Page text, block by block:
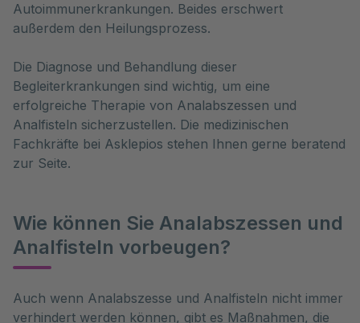
Autoimmunerkrankungen. Beides erschwert
außerdem den Heilungsprozess.
Die Diagnose und Behandlung dieser
Begleiterkrankungen sind wichtig, um eine
erfolgreiche Therapie von Analabszessen und
Analfisteln sicherzustellen. Die medizinischen
Fachkräfte bei Asklepios stehen Ihnen gerne beratend
zur Seite.
Wie können Sie Analabszessen und
Analfisteln vorbeugen?
Auch wenn Analabszesse und Analfisteln nicht immer
verhindert werden können, gibt es Maßnahmen, die